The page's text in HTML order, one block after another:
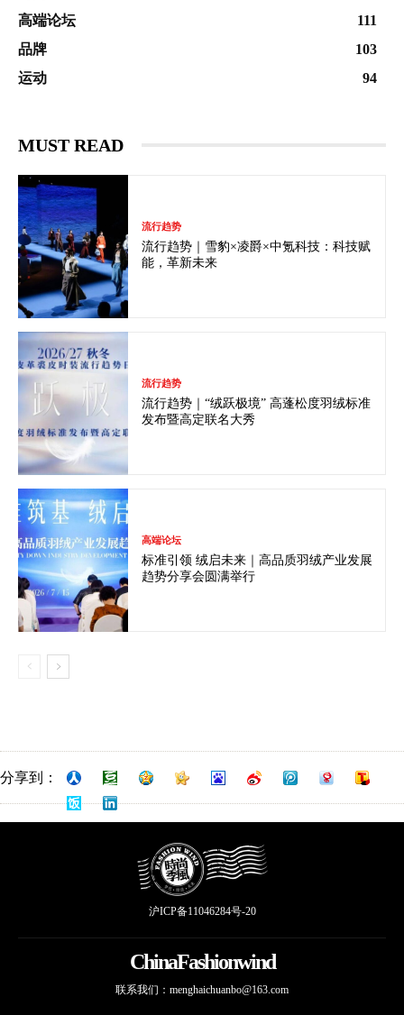
高端论坛
111
品牌
103
运动
94
MUST READ
流行趋势
流行趋势｜雪豹×凌爵×中氪科技：科技赋
能，革新未来
流行趋势
流行趋势｜“绒跃极境” 高蓬松度羽绒标准
发布暨高定联名大秀
高端论坛
标准引领 绒启未来｜高品质羽绒产业发展
趋势分享会圆满举行
分享到：
沪ICP备11046284号-20
ChinaFashionwind
联系我们： menghaichuanbo@163.com